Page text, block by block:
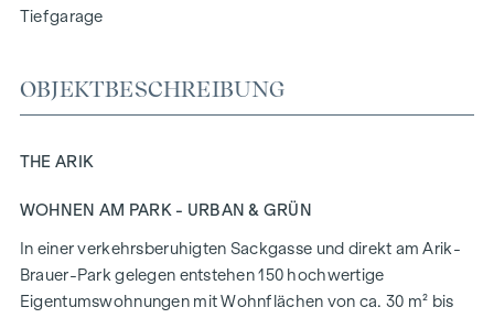
Tiefgarage
OBJEKTBESCHREIBUNG
THE ARIK
WOHNEN AM PARK - URBAN & GRÜN
In einer verkehrsberuhigten Sackgasse und direkt am Arik-
Brauer-Park gelegen entstehen 150 hochwertige
Eigentumswohnungen mit Wohnflächen von ca. 30 m² bis